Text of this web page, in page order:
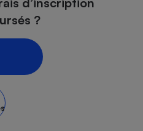
?
Sécurité - Hygiène
Assurance
Banque - Crédit
Epargne - Fiscalité
Circulation routière
Pièce détachée
Moto
Comparatif
Comparatif casque audio
Crédit immobilier
Comparatif tondeuse
Maison de retraite